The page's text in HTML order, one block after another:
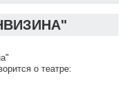
о театре: